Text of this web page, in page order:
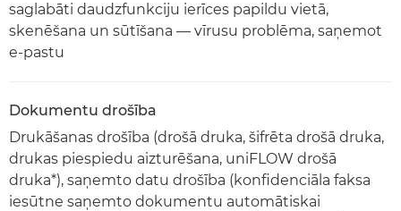
saglabāti daudzfunkciju ierīces papildu vietā,
skenēšana un sūtīšana — vīrusu problēma, saņemot
e-pastu
Dokumentu drošība
Drukāšanas drošība (drošā druka, šifrēta drošā druka,
drukas piespiedu aizturēšana, uniFLOW drošā
druka*), saņemto datu drošība (konfidenciāla faksa
iesūtne saņemto dokumentu automātiskai